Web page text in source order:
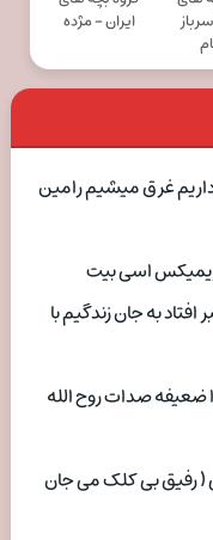
ایران - مژده
غرق میشیم رامین
ریمیکس اسی بیت
به جان زندگیم با
صدات روح الله
( رفیق بی کلک می جان